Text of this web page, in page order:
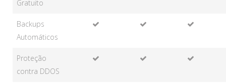
Gratuito
Backups
Automáticos
Proteção
contra DDOS